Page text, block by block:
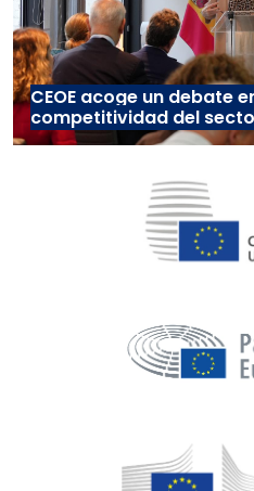
CEOE acoge un debate
competitividad del